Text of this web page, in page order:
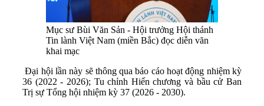
Mục sư Bùi Văn Sản - Hội trưởng Hội thánh
Tin lành Việt Nam (miền Bắc) đọc diễn văn
khai mạc
Đại hội lần này sẽ thông qua báo cáo hoạt động nhiệm kỳ
36 (2022 - 2026); Tu chỉnh Hiến chương và bầu cử Ban
Trị sự Tổng hội nhiệm kỳ 37 (2026 - 2030).